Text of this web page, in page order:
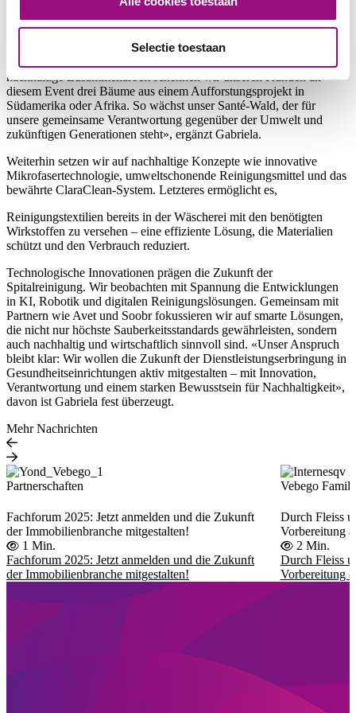
Selectie toestaan
Santé-Küchentisch-Event, der im April lanciert wird. Der
Küchentisch ist ein zentrales Symbol unserer Unternehmenskultur:
Hier wird diskutiert, entschieden und gestaltet. Nun öffnen wir
diesen Tisch für unsere Kunden – für einen ehrlichen,
partnerschaftlichen Austausch auf Augenhöhe. «Als Zeichen für
nachhaltige Zusammenarbeit schenken wir unseren Kunden an
diesem Event drei Bäume aus einem Aufforstungsprojekt in
Südamerika oder Afrika. So wächst unser Santé-Wald, der für
unsere gemeinsame Verantwortung gegenüber der Umwelt und
zukünftigen Generationen steht», ergänzt Gabriela.
Weiterhin setzen wir auf nachhaltige Konzepte wie innovative
Mikrofasertechnologie, umweltschonende Reinigungsmittel und das
bewährte ClaraClean-System. Letzteres ermöglicht es,
Reinigungstextilien bereits in der Wäscherei mit den benötigten
Wirkstoffen zu versehen – eine effiziente Lösung, die Materialien
schützt und den Verbrauch reduziert.
Technologische Innovationen prägen die Zukunft der
Spitalreinigung. Wir beobachten mit Spannung die Entwicklungen
in KI, Robotik und digitalen Reinigungslösungen. Gemeinsam mit
Partnern wie Avet und Soobr fokussieren wir auf smarte Lösungen,
die nicht nur höchste Sauberkeitsstandards gewährleisten, sondern
auch nachhaltig und wirtschaftlich sinnvoll sind. «Unser Anspruch
bleibt klar: Wir wollen die Zukunft der Dienstleistungserbringung in
Gesundheitseinrichtungen aktiv mitgestalten – mit Innovation,
Verantwortung und einem starken Bewusstsein für Nachhaltigkeit»,
davon ist Gabriela fest überzeugt.
Mehr Nachrichten
Partnerschaften
Fachforum 2025: Jetzt anmelden und die Zukunft
der Immobilienbranche mitgestalten!
1 Min.
Fachforum 2025: Jetzt anmelden und die Zukunft
der Immobilienbranche mitgestalten!
Vebego Family
Durch Fleiss
Vorbereitung
2 Min.
Durch Fleiss
Vorbereitung